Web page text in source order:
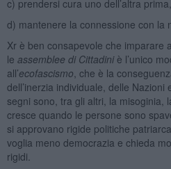
c) prendersi cura uno dell’altra
d) mantenere la connessione con la
Xr è ben consapevole che imparare
le assemblee di Cittadiniè l’unico
all’ecofascismo , che è la
dell’inerzia individuale, delle Nazioni
segni sono, tra gli altri, la misoginia,
cresce quando le persone sono
si approvano rigide politiche
voglia meno democrazia e chieda
rigidi.